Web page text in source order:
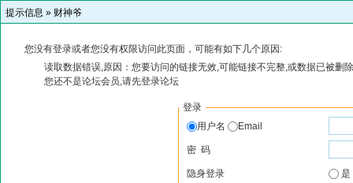
提示信息 » 财神爷
您没有登录或者您没有权限访问此页面，可能有如下几个原因:
读取数据错误,原因：您要访问的链接无效,可能链接不完整,或数据已被删
您还不是论坛会员,请先登录论坛
登录
用户名
Email
密 码
隐身登录